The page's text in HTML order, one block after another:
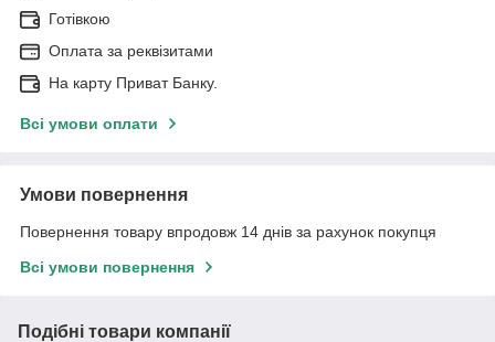
Готівкою
Оплата за реквізитами
На карту Приват Банку.
Всі умови оплати
Умови повернення
Повернення товару впродовж 14 днів за рахунок покупця
Всі умови повернення
Подібні товари компанії